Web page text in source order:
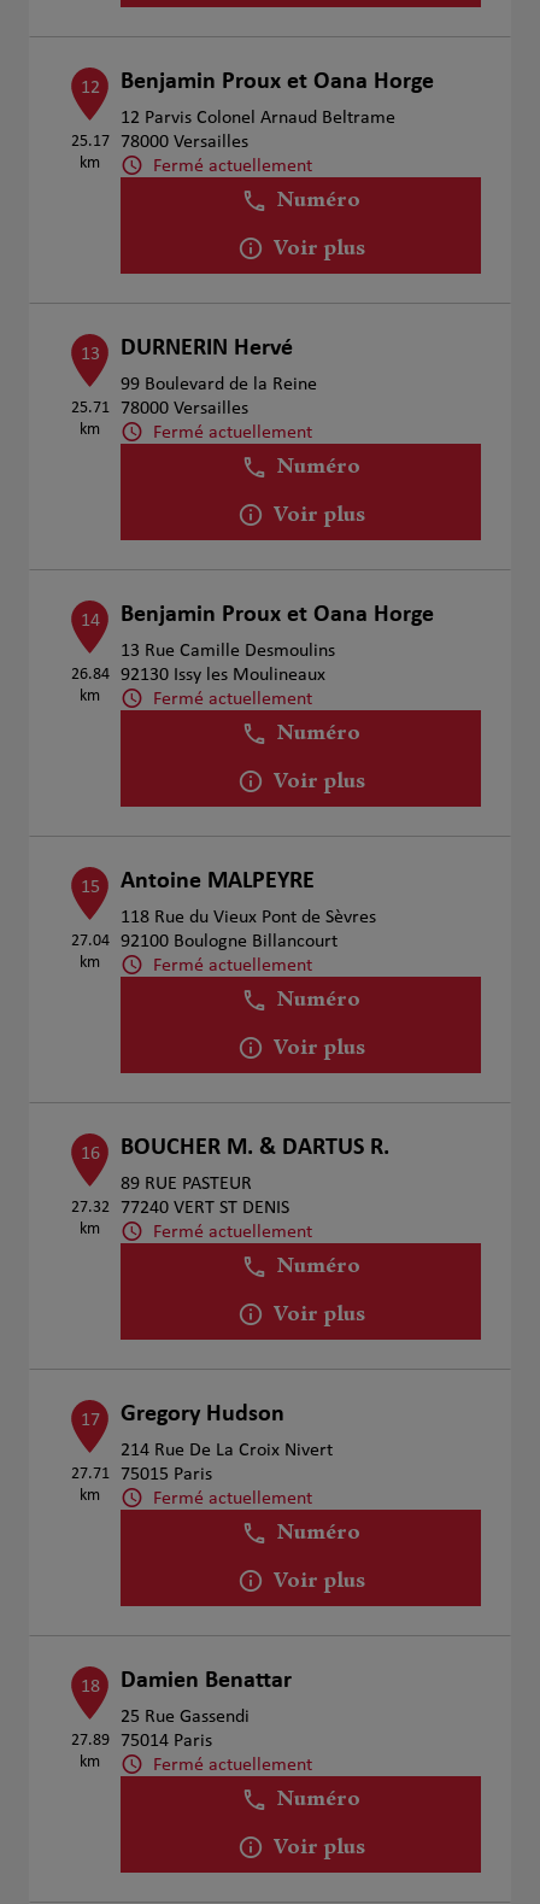
12
25.17
km
Benjamin Proux et Oana Horge
12 Parvis Colonel Arnaud Beltrame
78000 Versailles
Fermé actuellement
Numéro
Voir plus
13
25.71
km
DURNERIN Hervé
99 Boulevard de la Reine
78000 Versailles
Fermé actuellement
Numéro
Voir plus
14
26.84
km
Benjamin Proux et Oana Horge
13 Rue Camille Desmoulins
92130 Issy les Moulineaux
Fermé actuellement
Numéro
Voir plus
15
27.04
km
Antoine MALPEYRE
118 Rue du Vieux Pont de Sèvres
92100 Boulogne Billancourt
Fermé actuellement
Numéro
Voir plus
16
27.32
km
BOUCHER M. & DARTUS R.
89 RUE PASTEUR
77240 VERT ST DENIS
Fermé actuellement
Numéro
Voir plus
17
27.71
km
Gregory Hudson
214 Rue De La Croix Nivert
75015 Paris
Fermé actuellement
Numéro
Voir plus
18
27.89
km
Damien Benattar
25 Rue Gassendi
75014 Paris
Fermé actuellement
Numéro
Voir plus